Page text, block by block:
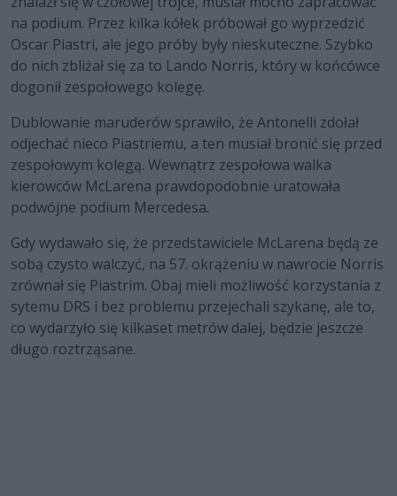
na podium. Przez kilka kółek próbował go wyprzedzić
Oscar Piastri, ale jego próby były nieskuteczne. Szybko
do nich zbliżał się za to Lando Norris, który w końcówce
dogonił zespołowego kolegę.
Dublowanie maruderów sprawiło, że Antonelli zdołał
odjechać nieco Piastriemu, a ten musiał bronić się przed
zespołowym kolegą. Wewnątrz zespołowa walka
kierowców McLarena prawdopodobnie uratowała
podwójne podium Mercedesa.
Gdy wydawało się, że przedstawiciele McLarena będą ze
sobą czysto walczyć, na 57. okrążeniu w nawrocie Norris
zrównał się Piastrim. Obaj mieli możliwość korzystania z
sytemu DRS i bez problemu przejechali szykanę, ale to,
co wydarzyło się kilkaset metrów dalej, będzie jeszcze
długo roztrząsane.